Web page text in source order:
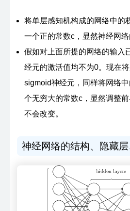
将单层感知机构成的网络中的
一个正的常数c，显然神经网络
假如对上面所提的网络的输入
经元的激活值均不为0。现在
sigmoid神经元，同样将网络
个无穷大的常数c，显然调整
不会改变。
神经网络的结构、隐藏